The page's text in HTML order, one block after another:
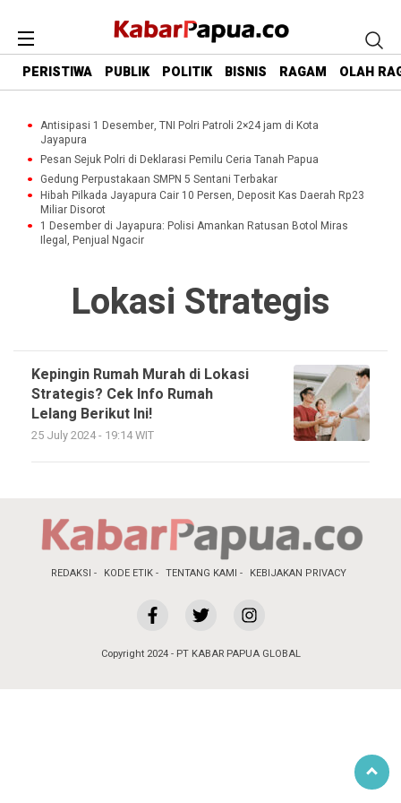
PERISTIWA PUBLIK POLITIK BISNIS RAGAM OLAH
Antisipasi 1 Desember, TNI Polri Patroli 2×24 jam di Kota
Jayapura
Pesan Sejuk Polri di Deklarasi Pemilu Ceria Tanah Papua
Gedung Perpustakaan SMPN 5 Sentani Terbakar
Hibah Pilkada Jayapura Cair 10 Persen, Deposit Kas Daerah Rp23
Miliar Disorot
1 Desember di Jayapura: Polisi Amankan Ratusan Botol Miras
Ilegal, Penjual Ngacir
Lokasi Strategis
Kepingin Rumah Murah di Lokasi
Strategis? Cek Info Rumah
Lelang Berikut Ini!
25 July 2024 - 19:14 WIT
REDAKSI KODE ETIK TENTANG KAMI KEBIJAKAN PRIVACY
Copyright 2024 - PT KABAR PAPUA GLOBAL